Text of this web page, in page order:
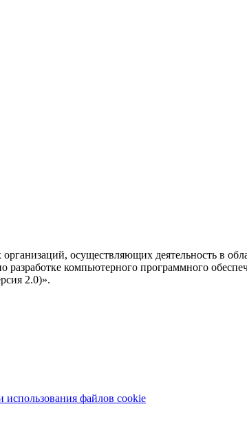
осуществляющих деятельность в
компьютерного программного
2.0)».
использования файлов cookie